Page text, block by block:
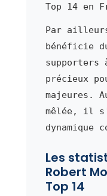
Top 14 en
Par
bénéficie
supporters
précieux
majeures.
mêlée, il
dynamique
Les
Robert
Top 14